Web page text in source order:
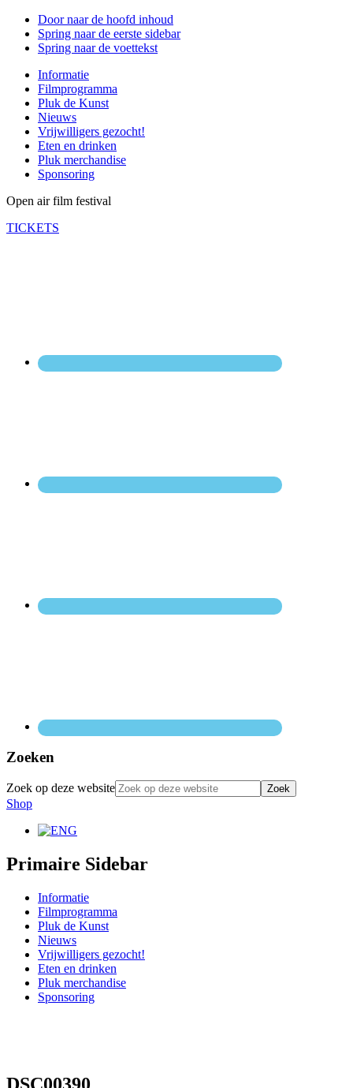
Door naar de hoofd inhoud
Spring naar de eerste sidebar
Spring naar de voettekst
Informatie
Filmprogramma
Pluk de Kunst
Nieuws
Vrijwilligers gezocht!
Eten en drinken
Pluk merchandise
Sponsoring
Open air film festival
TICKETS
Zoeken
Zoek op deze website
Shop
Primaire Sidebar
Informatie
Filmprogramma
Pluk de Kunst
Nieuws
Vrijwilligers gezocht!
Eten en drinken
Pluk merchandise
Sponsoring